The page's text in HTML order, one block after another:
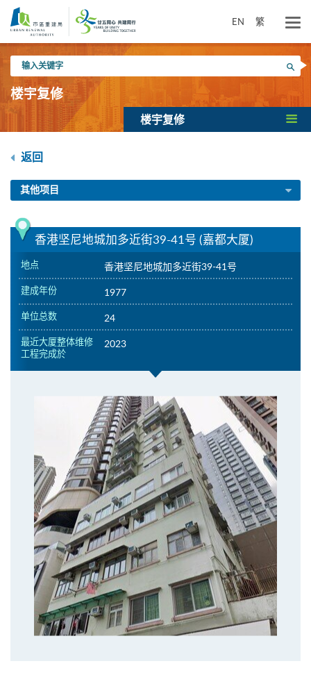
内
EN 繁
入
关
键
搜寻
楼宇复修
楼宇复修
返回
其他项目
香港坚尼地城加多近街39-41号 (嘉都大厦)
地点 香港坚尼地城加多近街39-41号
建成年份 1977
单位总数 24
最近大厦整体维修
工程完成於
2023